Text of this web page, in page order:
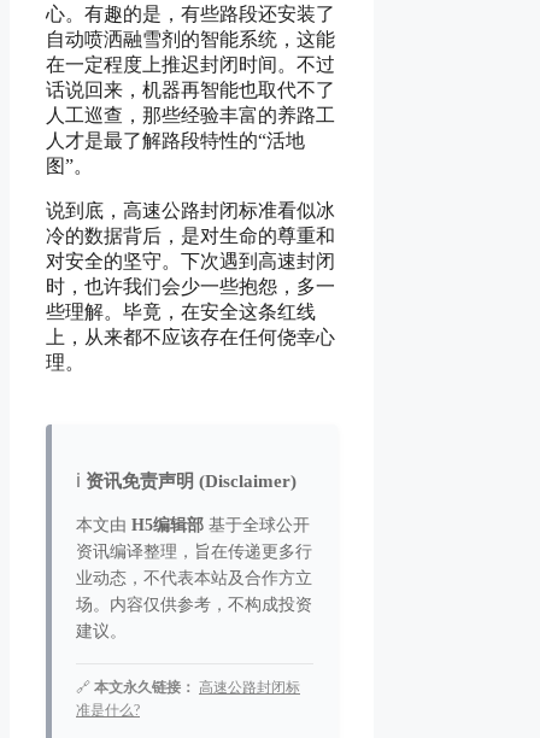
心。有趣的是，有些路段还安装了
自动喷洒融雪剂的智能系统，这能
在一定程度上推迟封闭时间。不过
话说回来，机器再智能也取代不了
人工巡查，那些经验丰富的养路工
人才是最了解路段特性的“活地
图”。
说到底，高速公路封闭标准看似冰
冷的数据背后，是对生命的尊重和
对安全的坚守。下次遇到高速封闭
时，也许我们会少一些抱怨，多一
些理解。毕竟，在安全这条红线
上，从来都不应该存在任何侥幸心
理。
ℹ️ 资讯免责声明 (Disclaimer)
本文由 H5编辑部 基于全球公开
资讯编译整理，旨在传递更多行
业动态，不代表本站及合作方立
场。内容仅供参考，不构成投资
建议。
🔗 本文永久链接： 高速公路封闭标
准是什么?